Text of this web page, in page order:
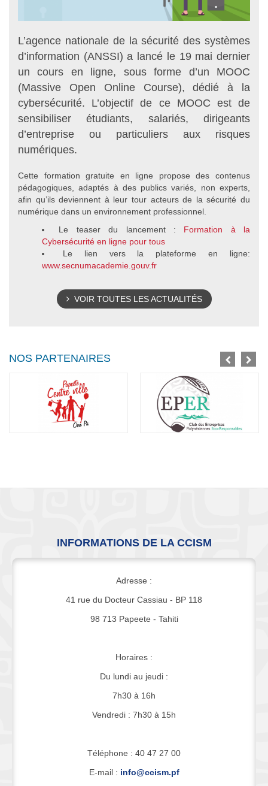
L’agence nationale de la sécurité des systèmes
d’information (ANSSI) a lancé le 19 mai dernier
un cours en ligne, sous forme d’un MOOC
(Massive Open Online Course), dédié à la
cybersécurité. L’objectif de ce MOOC est de
sensibiliser étudiants, salariés, dirigeants
d’entreprise ou particuliers aux risques
numériques.
Cette formation gratuite en ligne propose des contenus
pédagogiques, adaptés à des publics variés, non experts,
afin qu’ils deviennent à leur tour acteurs de la sécurité du
numérique dans un environnement professionnel.
Le teaser du lancement : Formation à la
Cybersécurité en ligne pour tous
Le lien vers la plateforme en ligne:
www.secnumacademie.gouv.fr
VOIR TOUTES LES ACTUALITÉS
NOS PARTENAIRES
INFORMATIONS DE LA CCISM
Adresse :
41 rue du Docteur Cassiau - BP 118
98 713 Papeete - Tahiti
Horaires :
Du lundi au jeudi :
7h30 à 16h
Vendredi : 7h30 à 15h
Téléphone : 40 47 27 00
E-mail : info@ccism.pf